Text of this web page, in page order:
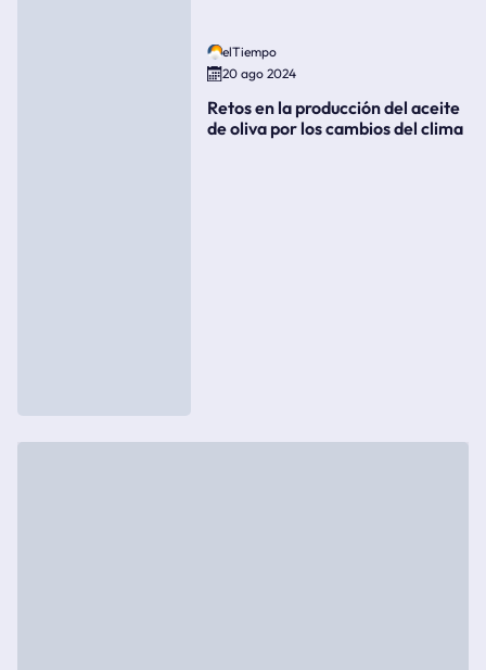
elTiempo
20 ago 2024
Retos en la producción del aceite
de oliva por los cambios del clima